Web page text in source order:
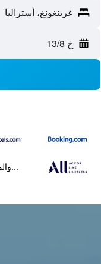
خ 13/8